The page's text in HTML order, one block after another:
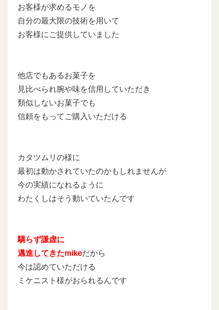
お客様が求めるモノを
自分の最大限の技術を用いて
お客様にご提供していました
他店でもあるお菓子を
見比べられ腕や味を信用していただき
類似しないお菓子でも
信頼をもってご購入いただける
カタツムリの様に
最初は動かされていたのかもしれませんが
今の実績になれるように
わたくしはそう動いていたんです
驕らず謙虚に
邁進してきたmikeだから
今は認めていただける
ミケニスト様がおられるんです